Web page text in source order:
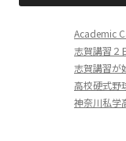
Academic
志賀講習２
志賀講習が
高校硬式野
神奈川私学